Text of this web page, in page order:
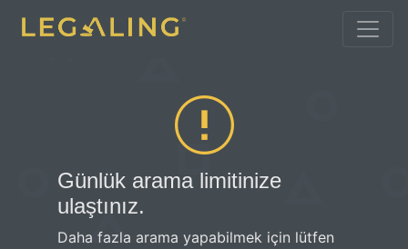
Günlük arama limitinize
ulaştınız.
Daha fazla arama yapabilmek için lütfen